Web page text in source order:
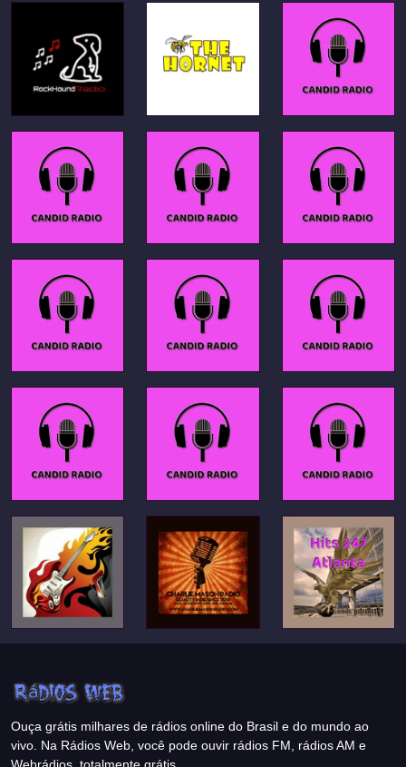
Ouça grátis milhares de rádios online do Brasil e do mundo ao
vivo. Na Rádios Web, você pode ouvir rádios FM, rádios AM e